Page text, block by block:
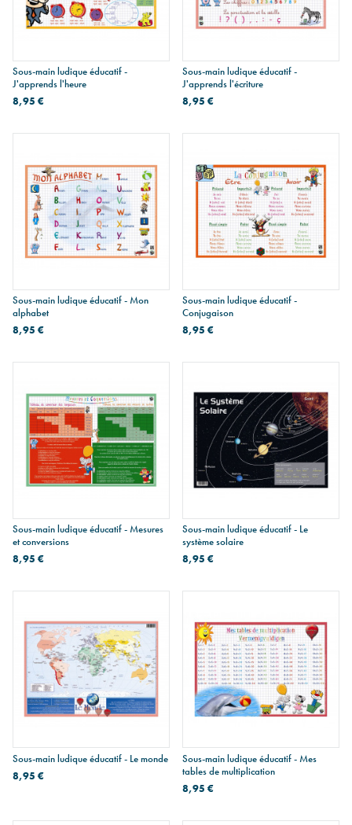
Sous-main ludique éducatif -
J'apprends l'heure
8,95 €
Sous-main ludique éducatif -
J'apprends l'écriture
8,95 €
Sous-main ludique éducatif - Mon
alphabet
8,95 €
Sous-main ludique éducatif -
Conjugaison
8,95 €
Sous-main ludique éducatif - Mesures
et conversions
8,95 €
Sous-main ludique éducatif - Le
système solaire
8,95 €
Sous-main ludique éducatif - Le monde
8,95 €
Sous-main ludique éducatif - Mes
tables de multiplication
8,95 €